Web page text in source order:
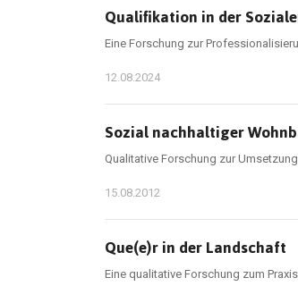
Qualifikation in der
Eine Forschung zur
12.08.2024
Sozial nachhaltiger
Qualitative Forschung zur
15.08.2012
Que(e)r in der Landschaft
Eine qualitative Forschung zum